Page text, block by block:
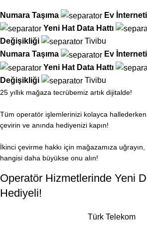
Numara Taşıma Ev İnterneti
Yeni Hat Data Hattı
Değişikliği
Tivibu
Numara Taşıma
Ev İnterneti
Yeni Hat Data Hattı
Değişikliği
Tivibu
25 yıllık mağaza tecrübemiz artık dijitalde!
Tüm operatör işlemlerinizi kolayca hallederken,
çevirin ve anında hediyenizi kapın!
İkinci çevirme hakkı için mağazamıza
hangisi daha büyükse onu alın!
Operatör Hizmetlerinde Yeni
Hediyeli!
Türk Telekom